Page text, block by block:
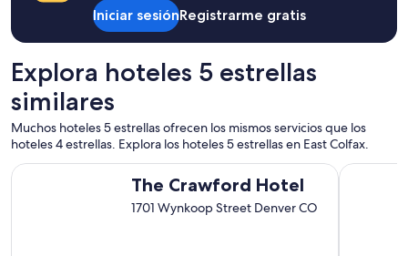
n
a
m
u
y
a
m
b
Iniciar sesiónRegistrarme gratis
Explora hoteles 5 estrellas
similares
Muchos hoteles 5 estrellas ofrecen los mismos servicios que los
hoteles 4 estrellas. Explora los hoteles 5 estrellas en East Colfax.
The Crawford Hotel
1701 Wynkoop Street Denver CO
The Crawford Hotel Four